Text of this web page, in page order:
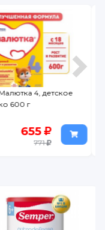
Similac Gold 2
400 г
879
1 029